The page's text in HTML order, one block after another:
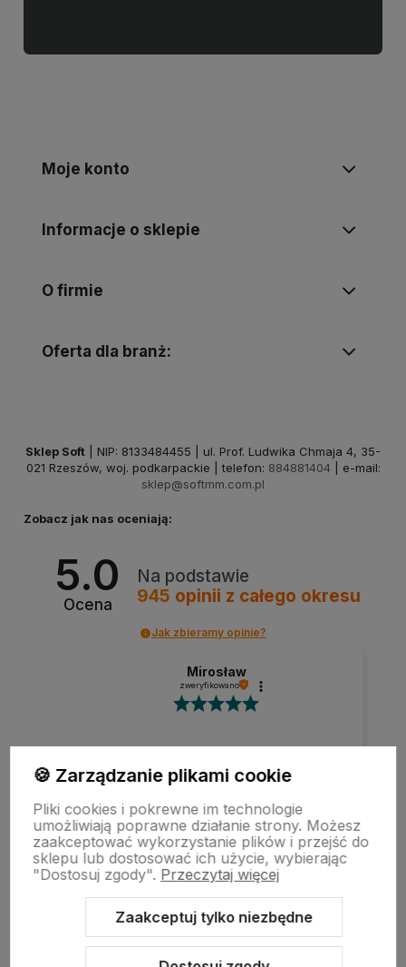
Moje konto
Informacje o sklepie
O firmie
Oferta dla branż:
Sklep Soft | NIP: 8133484455 | ul. Prof. Ludwika Chmaja 4, 35-
021 Rzeszów, woj. podkarpackie | telefon: 884881404 | e-mail:
sklep@softmm.com.pl
Zobacz jak nas oceniają:
5.0
Ocena
Na podstawie
945 opinii z całego okresu
Jak zbieramy opinie?
Mirosław
zweryfikowano
Szybka realizacja zamówienia.
w tym miesiącu
zebranych i zweryfikowanych przez
🍪 Zarządzanie plikami cookie
Pliki cookies i pokrewne im technologie
umożliwiają poprawne działanie strony. Możesz
zaakceptować wykorzystanie plików i przejść do
sklepu lub dostosować ich użycie, wybierając
"Dostosuj zgody". Przeczytaj więcej
Zaakceptuj tylko niezbędne